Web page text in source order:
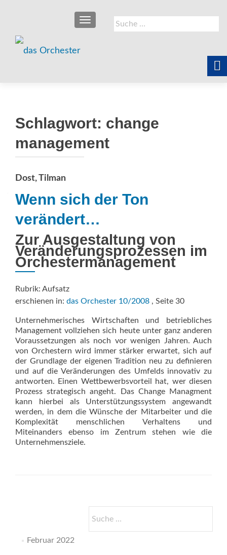
Suche
nach:
SCHALTE NAVIGATION
Schlagwort: change
management
Dost, Tilman
Wenn sich der Ton
verändert…
Zur Ausgestaltung von
Veränderungsprozessen im
Orchestermanagement
Rubrik: Aufsatz
erschienen in: das Orchester 10/2008 , Seite 30
Unternehmerisches Wirtschaften und betriebliches
Management vollziehen sich heute unter ganz anderen
Voraussetzungen als noch vor wenigen Jahren. Auch
von Orchestern wird immer stärker erwartet, sich auf
der Grundlage der eigenen Tradition neu zu definieren
und auf die Veränderungen des Umfelds innovativ zu
antworten. Einen Wettbewerbsvorteil hat, wer diesen
Prozess strategisch angeht. Das Change Managment
kann hierbei als Unterstützungssystem angewandt
werden, in dem die Wünsche der Mitarbeiter und die
Komplexität menschlichen Verhaltens und
Miteinanders ebenso im Zentrum stehen wie die
Unternehmensziele.
nach:
Februar 2022